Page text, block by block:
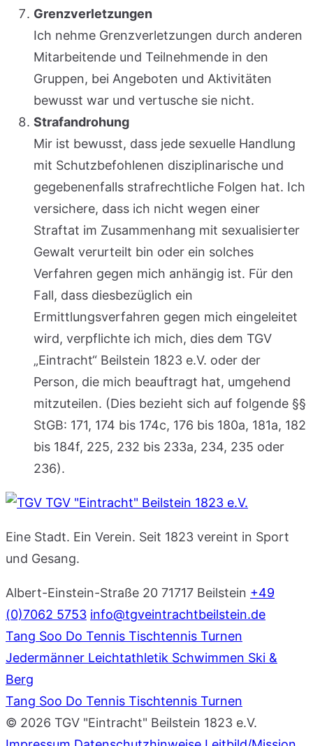
Grenzverletzungen
Ich nehme Grenzverletzungen durch anderen
Mitarbeitende und Teilnehmende in den
Gruppen, bei Angeboten und Aktivitäten
bewusst war und vertusche sie nicht.
Strafandrohung
Mir ist bewusst, dass jede sexuelle Handlung
mit Schutzbefohlenen disziplinarische und
gegebenenfalls strafrechtliche Folgen hat. Ich
versichere, dass ich nicht wegen einer
Straftat im Zusammenhang mit sexualisierter
Gewalt verurteilt bin oder ein solches
Verfahren gegen mich anhängig ist. Für den
Fall, dass diesbezüglich ein
Ermittlungsverfahren gegen mich eingeleitet
wird, verpflichte ich mich, dies dem TGV
„Eintracht“ Beilstein 1823 e.V. oder der
Person, die mich beauftragt hat, umgehend
mitzuteilen. (Dies bezieht sich auf folgende §§
StGB: 171, 174 bis 174c, 176 bis 180a, 181a, 182
bis 184f, 225, 232 bis 233a, 234, 235 oder
236).
TGV "Eintracht" Beilstein 1823 e.V.
Eine Stadt. Ein Verein. Seit 1823 vereint in Sport
und Gesang.
Albert-Einstein-Straße 20 71717 Beilstein +49
(0)7062 5753 info@tgveintrachtbeilstein.de
Tang Soo Do Tennis Tischtennis Turnen
Jedermänner Leichtathletik Schwimmen Ski &
Berg
Tang Soo Do Tennis Tischtennis Turnen
© 2026 TGV "Eintracht" Beilstein 1823 e.V.